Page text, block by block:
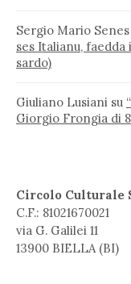
Sergio Mario Senes
ses Italianu, faedda
sardo)
Giuliano Lusiani su
Giorgio Frongia di
Circolo Culturale
C.F.: 81021670021
via G. Galilei 11
13900 BIELLA (BI)